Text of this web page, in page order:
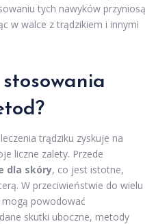
tych nawyków przyniosą
w walce z trądzikiem i innymi
trądziku zyskuje na
liczne zalety. Przede
dla skóry, co jest istotne,
W przeciwieństwie do wielu
powodować
skutki uboczne, metody